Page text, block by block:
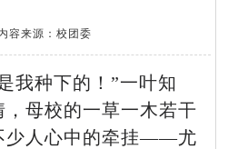
容来源：校团委
种下的！”一叶知
，母校的一草一木若干
少人心中的牵挂——尤